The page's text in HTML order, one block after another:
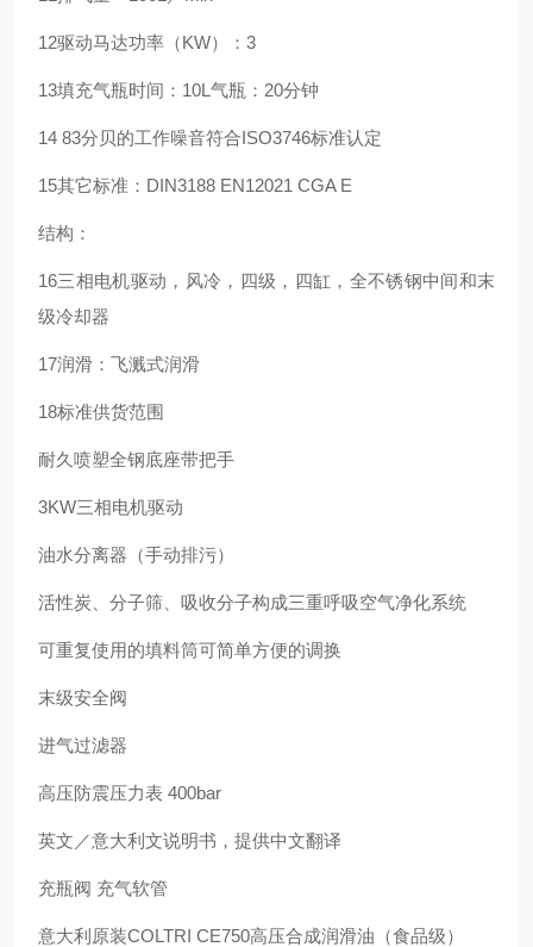
12驱动马达功率（KW）：3
13填充气瓶时间：10L气瓶：20分钟
14 83分贝的工作噪音符合ISO3746标准认定
15其它标准：DIN3188 EN12021 CGA E
结构：
16三相电机驱动，风冷，四级，四缸，全不锈钢中间和末
级冷却器
17润滑：飞溅式润滑
18标准供货范围
耐久喷塑全钢底座带把手
3KW三相电机驱动
油水分离器（手动排污）
活性炭、分子筛、吸收分子构成三重呼吸空气净化系统
可重复使用的填料筒可简单方便的调换
末级安全阀
进气过滤器
高压防震压力表 400bar
英文／意大利文说明书，提供中文翻译
充瓶阀 充气软管
意大利原装COLTRI CE750高压合成润滑油（食品级）